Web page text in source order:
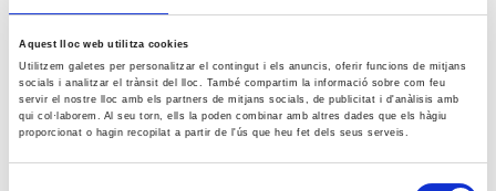
Aquest lloc web utilitza cookies
Utilitzem galetes per personalitzar el contingut i els anuncis, oferir funcions de mitjans
socials i analitzar el trànsit del lloc. També compartim la informació sobre com feu
servir el nostre lloc amb els partners de mitjans socials, de publicitat i d'anàlisis amb
qui col·laborem. Al seu torn, ells la poden combinar amb altres dades que els hàgiu
proporcionat o hagin recopilat a partir de l'ús que heu fet dels seus serveis.
Dl
Dt Dc Dj Dv Ds
Dg
1
2
5